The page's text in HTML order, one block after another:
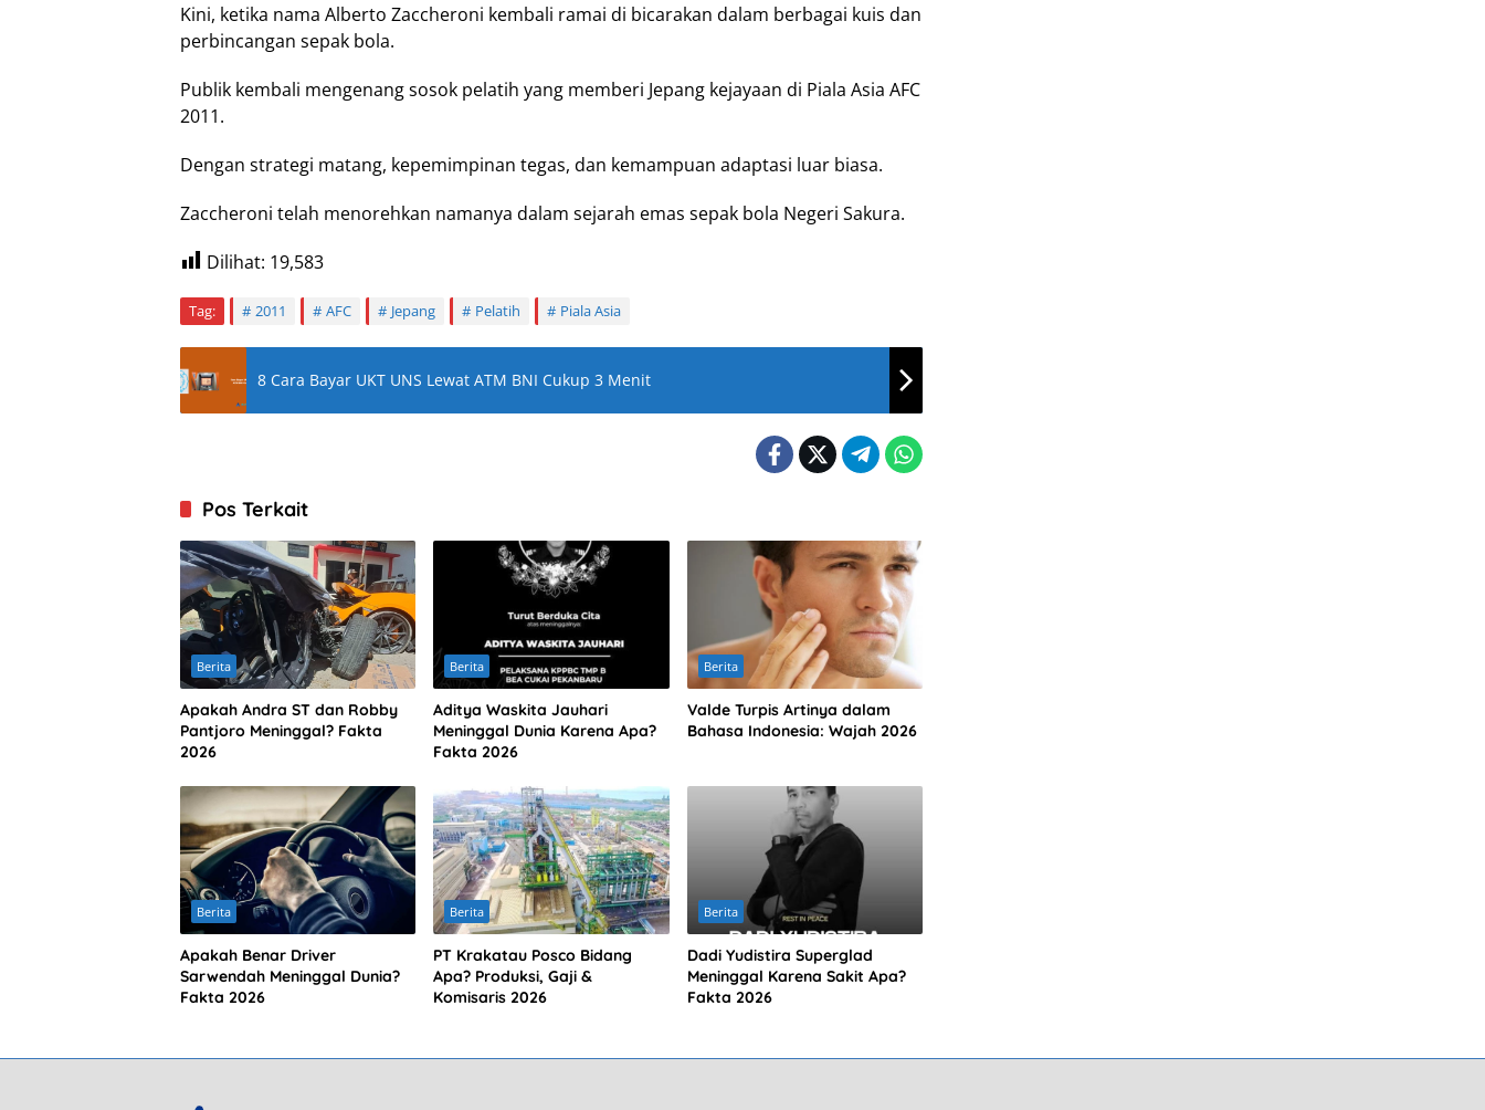
Kini, ketika nama Alberto Zaccheroni kembali ramai di bicarakan dalam berbagai kuis dan
perbincangan sepak bola.
Publik kembali mengenang sosok pelatih yang memberi Jepang kejayaan di Piala Asia AFC
2011.
Dengan strategi matang, kepemimpinan tegas, dan kemampuan adaptasi luar biasa.
Zaccheroni telah menorehkan namanya dalam sejarah emas sepak bola Negeri Sakura.
Dilihat: 19,583
Tag: 2011 AFC Jepang Pelatih Piala Asia
8 Cara Bayar UKT UNS Lewat ATM BNI Cukup 3 Menit
Pos Terkait
Berita
Apakah Andra ST dan Robby
Pantjoro Meninggal? Fakta
2026
Berita
Aditya Waskita Jauhari
Meninggal Dunia Karena Apa?
Fakta 2026
Berita
Valde Turpis Artinya dalam
Bahasa Indonesia: Wajah 2026
Berita
Apakah Benar Driver
Sarwendah Meninggal Dunia?
Fakta 2026
Berita
PT Krakatau Posco Bidang
Apa? Produksi, Gaji &
Komisaris 2026
Berita
Dadi Yudistira Superglad
Meninggal Karena Sakit Apa?
Fakta 2026